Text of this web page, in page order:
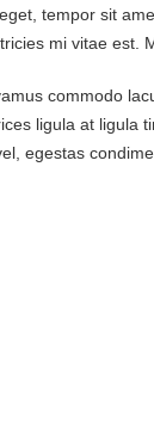
tempor sit
mi vitae est.
commodo
ligula at ligula
egestas